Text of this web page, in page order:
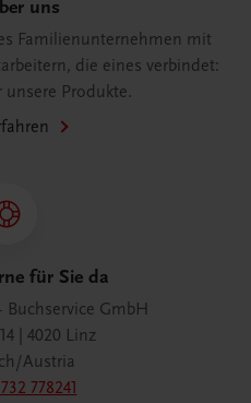
uns
Familienunternehmen mit
die eines verbindet:
unsere Produkte.
für Sie da
Buchservice GmbH
| 4020 Linz
Austria
778241